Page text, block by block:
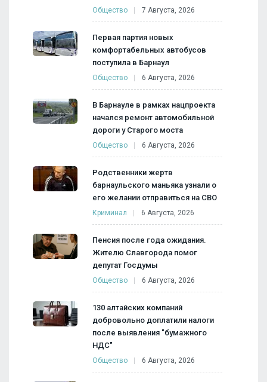
Общество 7 Августа, 2026
Первая партия новых
комфортабельных автобусов
поступила в Барнаул
Общество 6 Августа, 2026
В Барнауле в рамках нацпроекта
начался ремонт автомобильной
дороги у Старого моста
Общество 6 Августа, 2026
Родственники жертв
барнаульского маньяка узнали о
его желании отправиться на СВО
Криминал 6 Августа, 2026
Пенсия после года ожидания.
Жителю Славгорода помог
депутат Госдумы
Общество 6 Августа, 2026
130 алтайских компаний
добровольно доплатили налоги
после выявления "бумажного
НДС"
Общество 6 Августа, 2026